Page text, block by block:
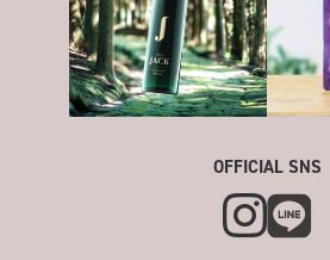
OFFICIAL SNS